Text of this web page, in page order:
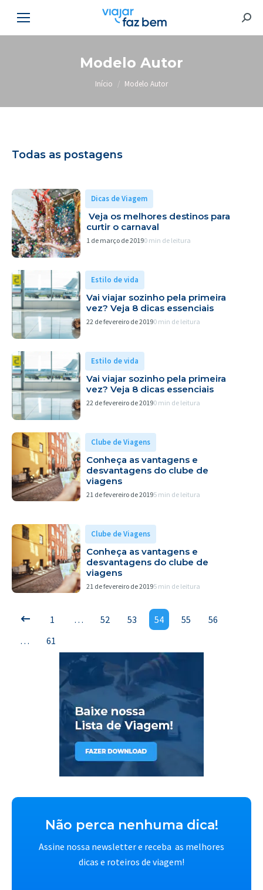
Modelo Autor
Você está aqui:
Início Modelo Autor
Todas as postagens
Dicas de Viagem
Veja os melhores destinos para
curtir o carnaval
1 de março de 20190 min de leitura
Estilo de vida
Vai viajar sozinho pela primeira
vez? Veja 8 dicas essenciais
22 de fevereiro de 20190 min de leitura
Estilo de vida
Vai viajar sozinho pela primeira
vez? Veja 8 dicas essenciais
22 de fevereiro de 20190 min de leitura
Clube de Viagens
Conheça as vantagens e
desvantagens do clube de
viagens
21 de fevereiro de 20195 min de leitura
Clube de Viagens
Conheça as vantagens e
desvantagens do clube de
viagens
21 de fevereiro de 20195 min de leitura
1 … 52 53 54 55
56
…
61
Não perca nenhuma dica!
Assine nossa newsletter e receba as melhores
dicas e roteiros de viagem!